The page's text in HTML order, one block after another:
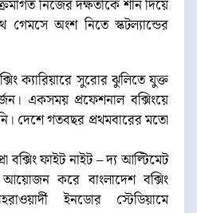
নিজের দক্ষতাকে শান দিয়ে
অংশ নিতে স্কটল্যান্ডের
ক্যারিয়ারে সুরোর ঝুলিতে যুক্ত
একসময় প্রফেশনাল বক্সিংয়ে
দেশে গতবছর প্রথমবারের মতো
বক্সিং ফাইট নাইট – দ্য আল্টিমেট
আয়োজন করে বাংলাদেশ বক্সিং
ইনডোর স্টেডিয়ামে